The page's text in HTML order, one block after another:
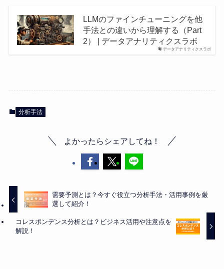
データアナリティクスラボ
LLMのファインチューニングを他
手法との違いから理解する（Part
2） | データアナリティクスラボ
分析手法
よかったらシェアしてね！
需要予測とは？今すぐ役立つ分析手法・活用事例を厳
選して紹介！
コレスポンデンス分析とは？ビジネス活用や注意点を
解説！